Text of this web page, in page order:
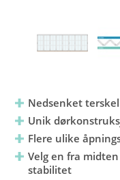
Nedsenket
Unik
Flere ulike
Velg en fra
stabilitet